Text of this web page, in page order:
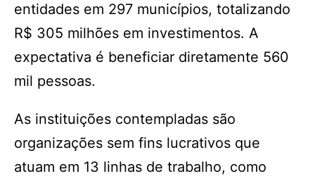
entidades em 297 municípios, totalizando
R$ 305 milhões em investimentos. A
expectativa é beneficiar diretamente 560
mil pessoas.
As instituições contempladas são
organizações sem fins lucrativos que
atuam em 13 linhas de trabalho, como